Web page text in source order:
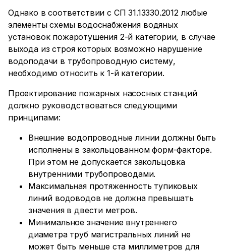
Однако в соответствии с СП 31.13330.2012 любые
элементы схемы водоснабжения водяных
установок пожаротушения 2-й категории, в случае
выхода из строя которых возможно нарушение
водоподачи в трубопроводную систему,
необходимо относить к 1-й категории.
Проектирование пожарных насосных станций
должно руководствоваться следующими
принципами:
Внешние водопроводные линии должны быть
исполнены в закольцованном форм-факторе.
При этом не допускается закольцовка
внутренними трубопроводами.
Максимальная протяженность тупиковых
линий водоводов не должна превышать
значения в двести метров.
Минимальное значение внутреннего
диаметра труб магистральных линий не
может быть меньше ста миллиметров для